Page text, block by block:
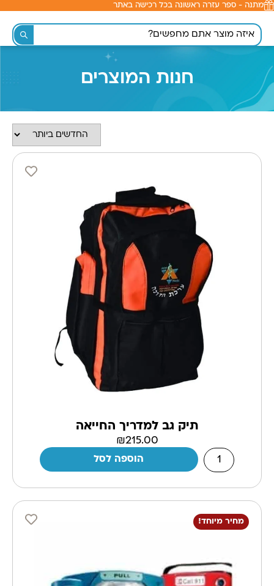
לתוכן
מתנה - ספר עזרה ראשונה בכל רכישה באתר
חנות המוצרים
תיק גב למדריך החייאה
₪215.00
הוספה לסל
מחיר מיוחד!